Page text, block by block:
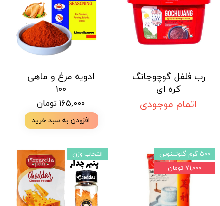
رب فلفل گوچوجانگ
کره ای
اتمام موجودی
ادویه مرغ و ماهی
۱۰۰
۱۶۵,۰۰۰ تومان
افزودن به سبد خرید
۵۰۰ گرم گلوتینوس
۷۱,۰۰۰ تومان
انتخاب وزن